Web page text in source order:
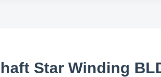
Star Winding